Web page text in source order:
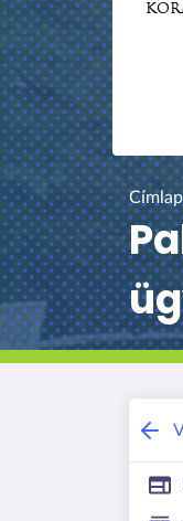
Címlap